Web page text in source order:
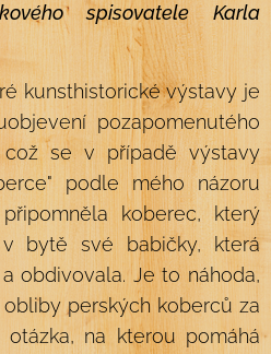
spisovatele Karla
kunsthistorické výstavy je
pozapomenutého
což se v případě výstavy
podle mého názoru
koberec, který
bytě své babičky, která
obdivovala. Je to náhoda,
perských koberců za
na kterou pomáhá